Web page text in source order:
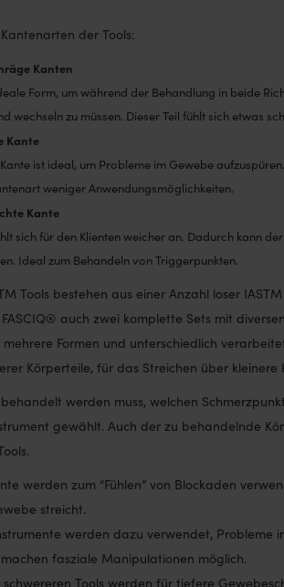
Kantenarten der Tools:
Kanten
Form, um während der Behandlung in beide
wechseln zu müssen. Dieser Teil fühlt sich etwas
Kante
ist ideal, um Probleme im Gewebe
weniger Anwendungsmöglichkeiten.
Kante
sich für den Klienten weicher an. Dadurch kann
Ideal zum Behandeln von Triggerpunkten.
Tools bestehen aus einer Anzahl loser
auch zwei komplette Sets mit
mehrere Formen und unterschiedlich
Körperteile, für das Streichen über
werden muss, welchen
gewählt. Auch der zu behandelnde
werden zum “Fühlen” von Blockaden
streicht.
werden dazu verwendet, Probleme
fasziale Manipulationen möglich.
Tools werden für tiefere